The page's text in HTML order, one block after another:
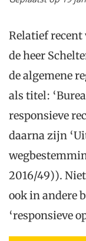
Relatief recent
de heer
de algemene
als titel:
responsieve
daarna zijn
2016/49)).
ook in andere
‘responsieve